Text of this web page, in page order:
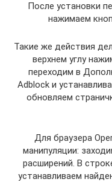
После установки
нажимаем
Такие же действия
верхнем углу
переходим в
Adblock и
обновляем
Для браузера
манипуляции:
расширений. В
устанавливаем